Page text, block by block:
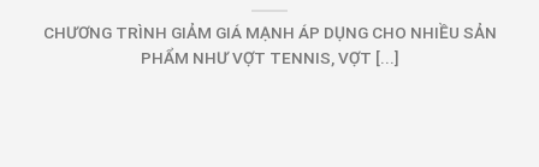
CHƯƠNG TRÌNH GIẢM GIÁ MẠNH ÁP DỤNG CHO NHIỀU SẢN
PHẨM NHƯ VỢT TENNIS, VỢT [...]